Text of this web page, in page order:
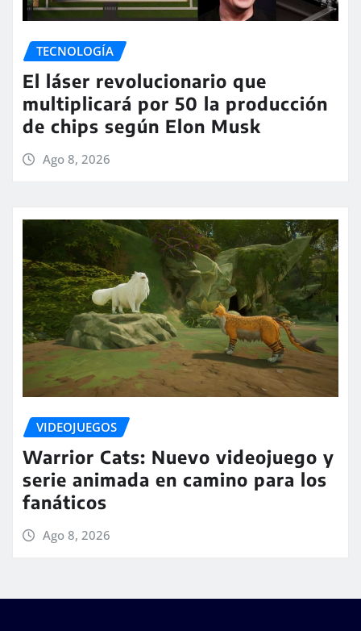
TECNOLOGÍA
El láser revolucionario que
multiplicará por 50 la producción
de chips según Elon Musk
Ago 8, 2026
VIDEOJUEGOS
Warrior Cats: Nuevo videojuego y
serie animada en camino para los
fanáticos
Ago 8, 2026